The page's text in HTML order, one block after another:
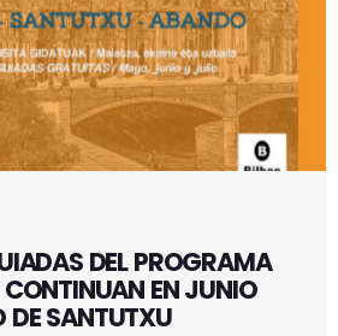
DEL PROGRAMA
EN JUNIO
DE SANTUTXU